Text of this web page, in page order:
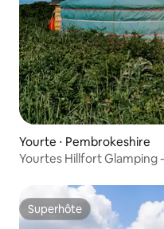
Yourte ⋅ Pembrokeshire
Yourtes Hillfort Glamping
Superhôte
Superhôte